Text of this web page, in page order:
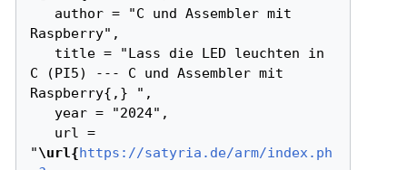
Raspberry",
C (PI5) --- C und Assembler mit
Raspberry{,} ",
"\url{https://satyria.de/arm/index.ph